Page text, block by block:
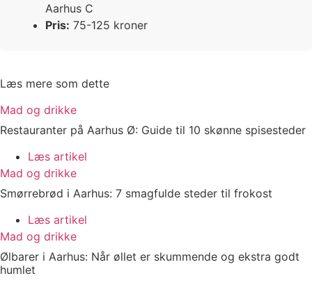
Aarhus C
Pris: 75-125 kroner
Læs mere som dette
Mad og drikke
Restauranter på Aarhus Ø: Guide til 10 skønne spisesteder
Læs artikel
Mad og drikke
Smørrebrød i Aarhus: 7 smagfulde steder til frokost
Læs artikel
Mad og drikke
Ølbarer i Aarhus: Når øllet er skummende og ekstra godt
humlet